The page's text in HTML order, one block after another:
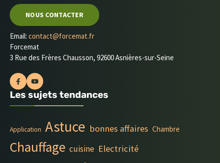
NOUS CONTACTER
Email: contact@forcemat.fr
Forcemat
3 Rue des Frères Chausson, 92600 Asnières-sur-Seine
Les sujets tendances
Application Astuce bonnes affaires Chambre
Chauffage cuisine Electricité